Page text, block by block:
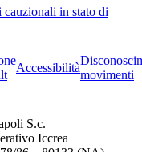
in stato di
Accessibilità
movimenti
S.c.
Iccrea